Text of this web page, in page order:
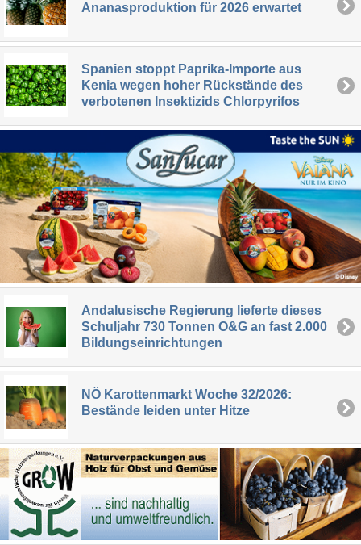
Ananasproduktion für 2026 erwartet
Spanien stoppt Paprika-Importe aus
Kenia wegen hoher Rückstände des
verbotenen Insektizids Chlorpyrifos
Andalusische Regierung lieferte dieses
Schuljahr 730 Tonnen O&G an fast 2.000
Bildungseinrichtungen
NÖ Karottenmarkt Woche 32/2026:
Bestände leiden unter Hitze